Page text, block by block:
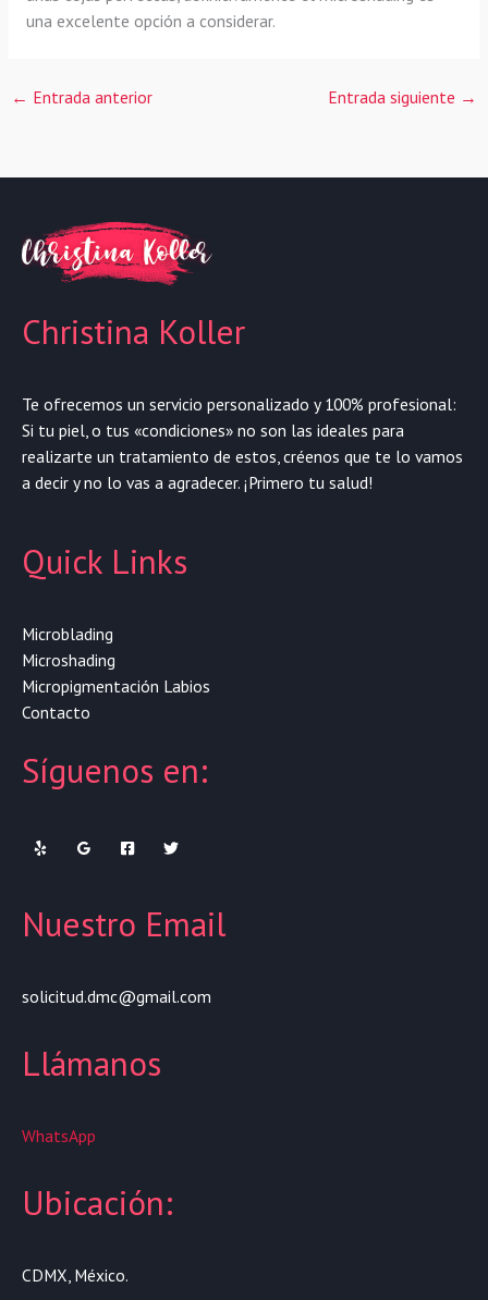
una excelente opción a considerar.
← Entrada anterior Entrada siguiente →
Christina Koller
Te ofrecemos un servicio personalizado y 100% profesional:
Si tu piel, o tus «condiciones» no son las ideales para
realizarte un tratamiento de estos, créenos que te lo vamos
a decir y no lo vas a agradecer. ¡Primero tu salud!
Quick Links
Microblading
Microshading
Micropigmentación Labios
Contacto
Síguenos en:
Nuestro Email
solicitud.dmc@gmail.com
Llámanos
WhatsApp
Ubicación:
CDMX, México.